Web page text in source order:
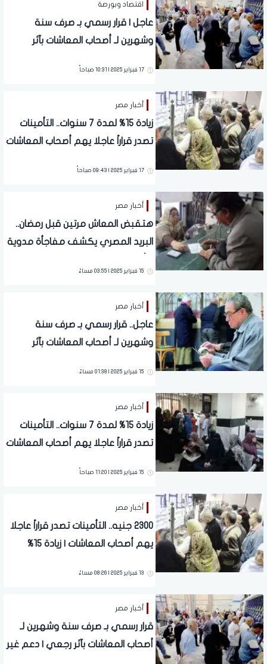
اقتصاد وبورصة
عاجل | قرار رسمي بـ صرف سنة
وشهرين لـ أصحاب المعاشات بآثر
17 فبراير 2025 | 10:31 صباحاً
أخبار مصر
زيادة 15% لمدة 7 سنوات.. التأمينات
تصدر قراراً عاجلا يهم أصحاب المعاشات
17 فبراير 2025 | 09:43 صباحاً
أخبار مصر
هتقبض المعاش مرتين قبل رمضان..
البريد المصري يكشف مفاجأة مدوية
15 فبراير 2025 | 03:55 مساءً
أخبار مصر
عاجل.. قرار رسمي بـ صرف سنة
وشهرين لـ أصحاب المعاشات بآثر
15 فبراير 2025 | 01:38 مساءً
أخبار مصر
زيادة 15% لمدة 7 سنوات.. التأمينات
تصدر قراراً عاجلا يهم أصحاب المعاشات
15 فبراير 2025 | 11:20 صباحاً
أخبار مصر
2300 جنيه.. التأمينات تصدر قراراً عاجلا
يهم أصحاب المعاشات | زيادة 15%
13 فبراير 2025 | 08:26 مساءً
أخبار مصر
قرار رسمي بـ صرف سنة وشهرين لـ
أصحاب المعاشات بآثر رجعي | دعم غير